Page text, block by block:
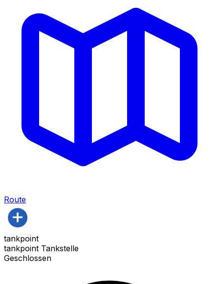
Route
tankpoint
tankpoint Tankstelle
Geschlossen